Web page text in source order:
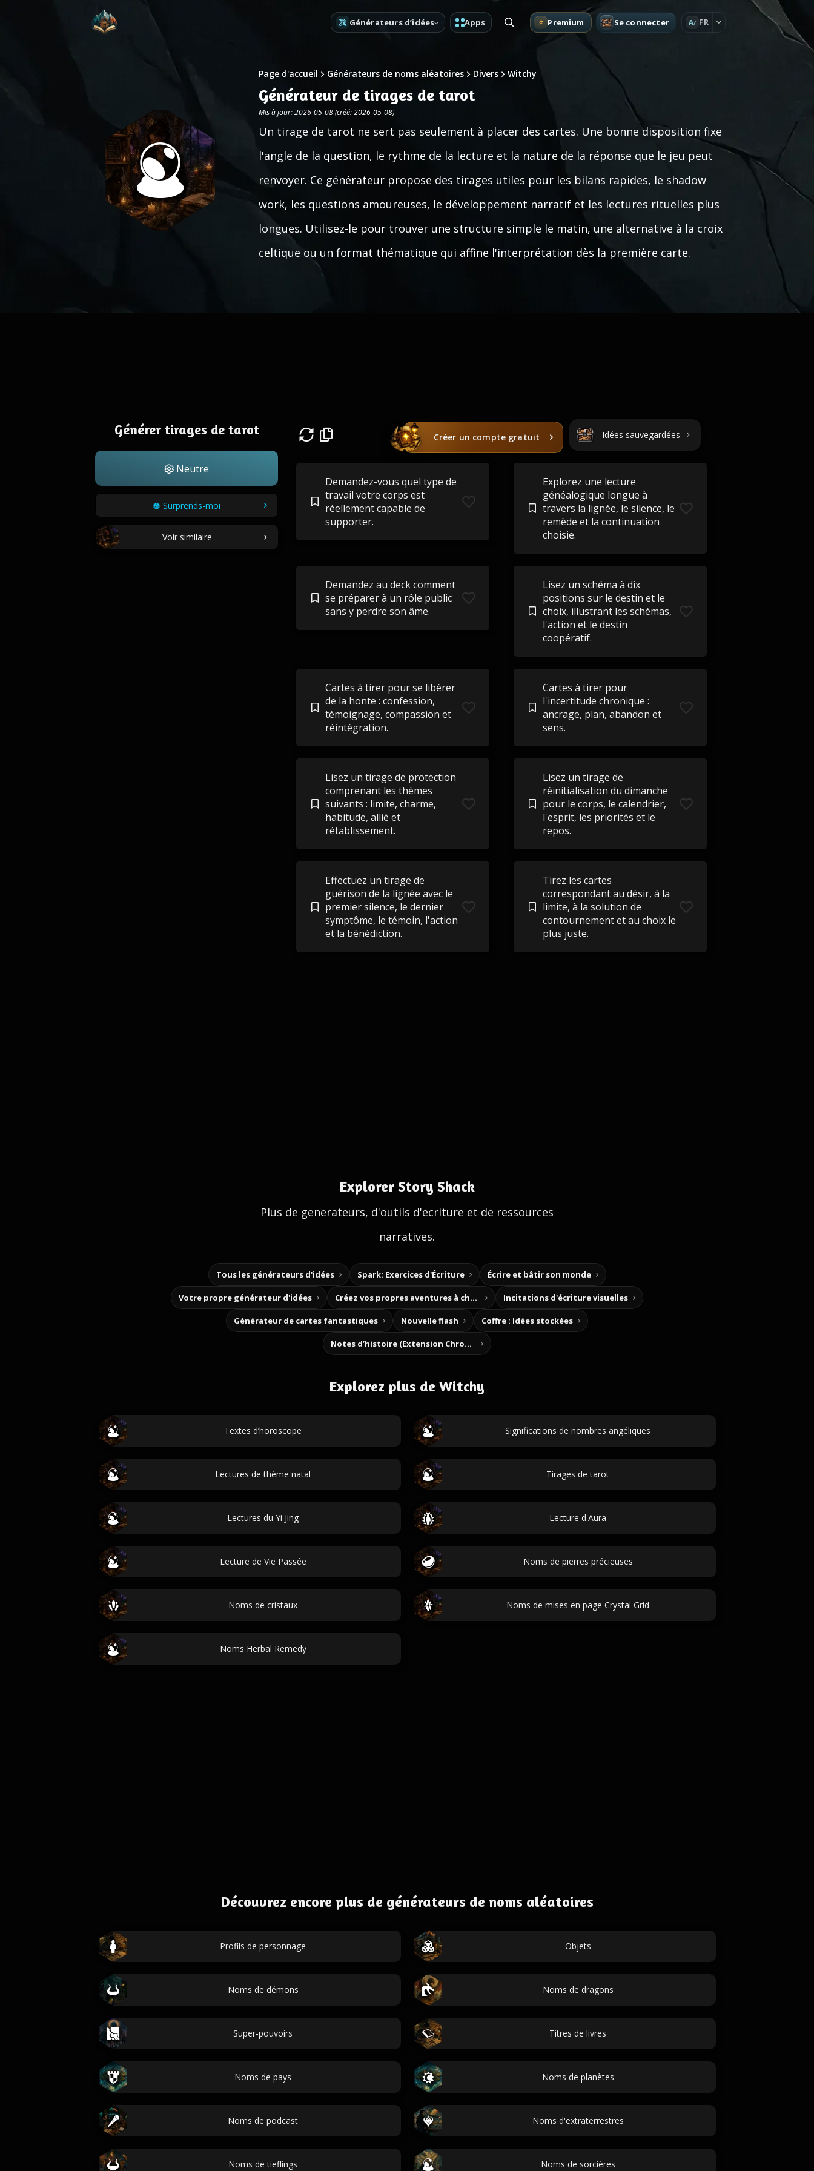
Générateurs d’idées Apps Premium Se connecter A FR
Page d'accueil Générateurs de noms aléatoires Divers Witchy
Générateur de tirages de tarot
Mis à jour: 2026-05-08 (créé: 2026-05-08)
Un tirage de tarot ne sert pas seulement à placer des cartes. Une bonne disposition fixe
l'angle de la question, le rythme de la lecture et la nature de la réponse que le jeu peut
renvoyer. Ce générateur propose des tirages utiles pour les bilans rapides, le shadow
work, les questions amoureuses, le développement narratif et les lectures rituelles plus
longues. Utilisez-le pour trouver une structure simple le matin, une alternative à la croix
celtique ou un format thématique qui affine l'interprétation dès la première carte.
Générer tirages de tarot
Neutre
Surprends-moi
Voir similaire
Créer un compte gratuit Idées sauvegardées
Demandez-vous quel type de
travail votre corps est
réellement capable de
supporter.
Explorez une lecture
généalogique longue à
travers la lignée, le silence, le
remède et la continuation
choisie.
Demandez au deck comment
se préparer à un rôle public
sans y perdre son âme.
Lisez un schéma à dix
positions sur le destin et le
choix, illustrant les schémas,
l'action et le destin
coopératif.
Cartes à tirer pour se libérer
de la honte : confession,
témoignage, compassion et
réintégration.
Cartes à tirer pour
l'incertitude chronique :
ancrage, plan, abandon et
sens.
Lisez un tirage de protection
comprenant les thèmes
suivants : limite, charme,
habitude, allié et
rétablissement.
Lisez un tirage de
réinitialisation du dimanche
pour le corps, le calendrier,
l'esprit, les priorités et le
repos.
Effectuez un tirage de
guérison de la lignée avec le
premier silence, le dernier
symptôme, le témoin, l'action
et la bénédiction.
Tirez les cartes
correspondant au désir, à la
limite, à la solution de
contournement et au choix le
plus juste.
Explorer Story Shack
Plus de generateurs, d'outils d'ecriture et de ressources
narratives.
Tous les générateurs d'idées Spark: Exercices d'Écriture Écrire et bâtir son monde
Votre propre générateur d'idées Créez vos propres aventures à choix Incitations d'écriture visuelles
Générateur de cartes fantastiques Nouvelle flash Coffre : Idées stockées
Notes d’histoire (Extension Chrome)
Explorez plus de Witchy
Textes d’horoscope Significations de nombres angéliques
Lectures de thème natal Tirages de tarot
Lectures du Yi Jing Lecture d'Aura
Lecture de Vie Passée Noms de pierres précieuses
Noms de cristaux Noms de mises en page Crystal Grid
Noms Herbal Remedy
Découvrez encore plus de générateurs de noms aléatoires
Profils de personnage Objets
Noms de démons Noms de dragons
Super-pouvoirs Titres de livres
Noms de pays Noms de planètes
Noms de podcast Noms d'extraterrestres
Noms de tieflings Noms de sorcières